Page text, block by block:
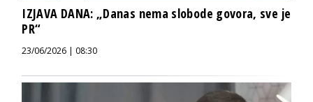
IZJAVA DANA: „Danas nema slobode govora, sve je
PR“
23/06/2026 | 08:30